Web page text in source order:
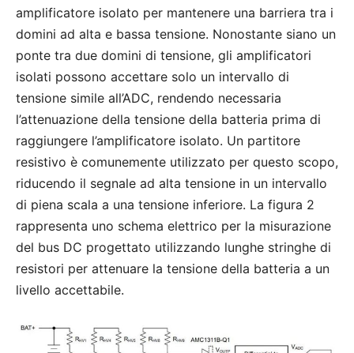
amplificatore isolato per mantenere una barriera tra i
domini ad alta e bassa tensione. Nonostante siano un
ponte tra due domini di tensione, gli amplificatori
isolati possono accettare solo un intervallo di
tensione simile all’ADC, rendendo necessaria
l’attenuazione della tensione della batteria prima di
raggiungere l’amplificatore isolato. Un partitore
resistivo è comunemente utilizzato per questo scopo,
riducendo il segnale ad alta tensione in un intervallo
di piena scala a una tensione inferiore. La figura 2
rappresenta uno schema elettrico per la misurazione
del bus DC progettato utilizzando lunghe stringhe di
resistori per attenuare la tensione della batteria a un
livello accettabile.